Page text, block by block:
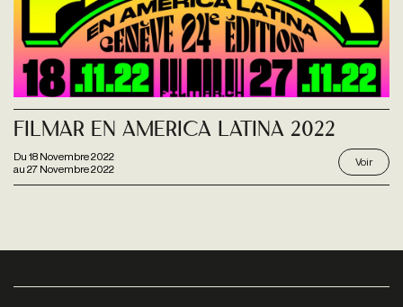
Du 18 Novembre 2022
au 27 Novembre 2022
Filmar en America Latina 2022
Voir